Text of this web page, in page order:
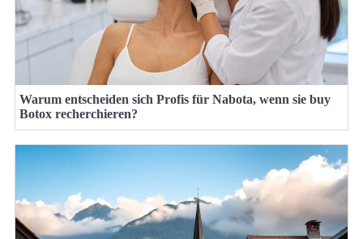
Warum entscheiden sich Profis für Nabota, wenn sie buy
Botox recherchieren?